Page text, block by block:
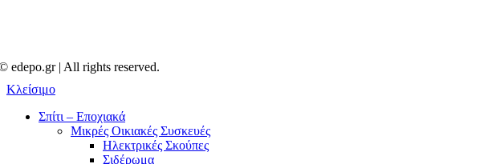
edepo.gr | All rights reserved.
Κλείσιμο
Σπίτι – Εποχιακά
Μικρές Οικιακές Συσκευές
Ηλεκτρικές Σκούπες
Σιδέρωμα